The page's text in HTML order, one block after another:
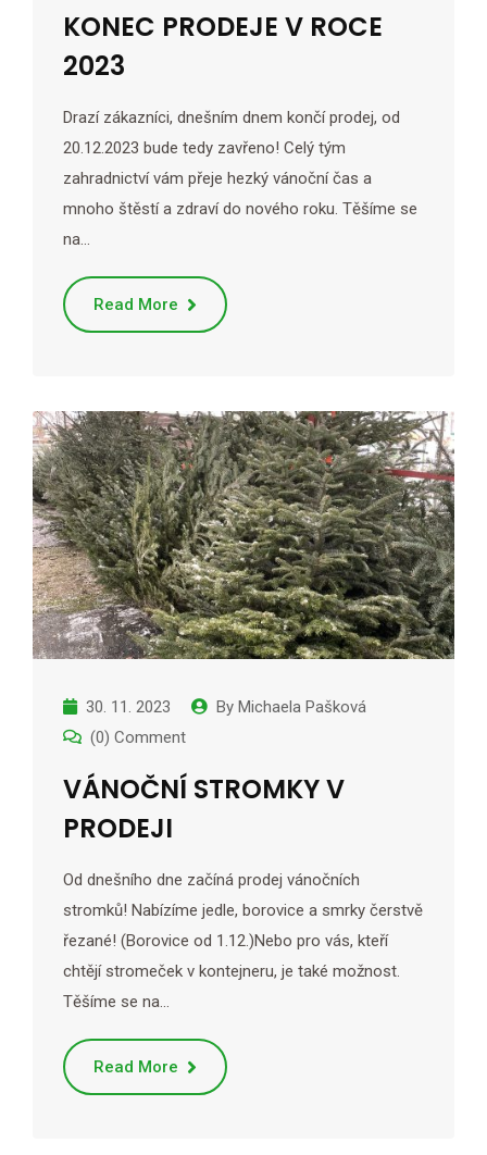
KONEC PRODEJE V ROCE
2023
Drazí zákazníci, dnešním dnem končí prodej, od
20.12.2023 bude tedy zavřeno! Celý tým
zahradnictví vám přeje hezký vánoční čas a
mnoho štěstí a zdraví do nového roku. Těšíme se
na…
Read More
30. 11. 2023 By Michaela Pašková
(0) Comment
VÁNOČNÍ STROMKY V
PRODEJI
Od dnešního dne začíná prodej vánočních
stromků! Nabízíme jedle, borovice a smrky čerstvě
řezané! (Borovice od 1.12.)Nebo pro vás, kteří
chtějí stromeček v kontejneru, je také možnost.
Těšíme se na…
Read More